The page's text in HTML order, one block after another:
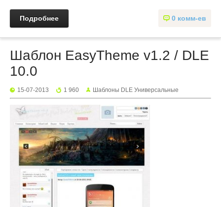
0 комм-ев
Подробнее
Шаблон EasyTheme v1.2 / DLE
10.0
15-07-2013 1 960 Шаблоны DLE Универсальные